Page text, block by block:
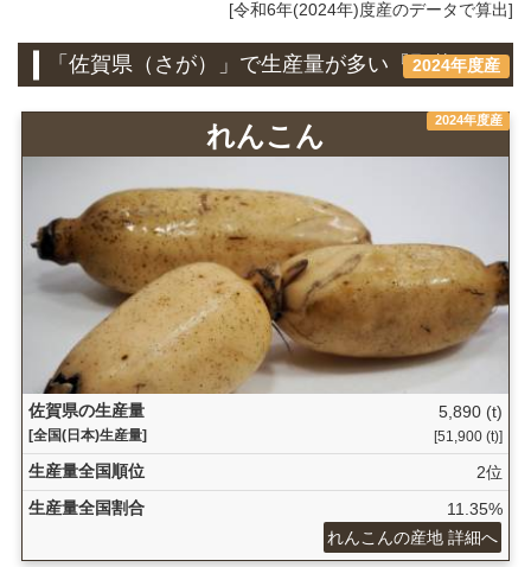
[令和6年(2024年)度産のデータで算出]
2024年度産
「佐賀県（さが）」で生産量が多い『野菜』
2024年度産
れんこん
佐賀県の生産量
[全国(日本)生産量]
5,890 (t)
[51,900 (t)]
生産量全国順位
2位
生産量全国割合
11.35%
れんこんの産地 詳細へ